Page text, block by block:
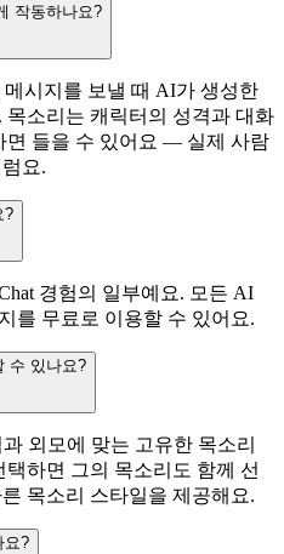
작동하나요?
시지를 보낼 때 AI가 생성한
소리는 캐릭터의 성격과 대화
면 들을 수 있어요 — 실제 사람
요.
?
경험의 일부예요. 모든 AI
를 무료로 이용할 수 있어요.
수 있나요?
외모에 맞는 고유한 목소리
하면 그의 목소리도 함께 선
목소리 스타일을 제공해요.
요?